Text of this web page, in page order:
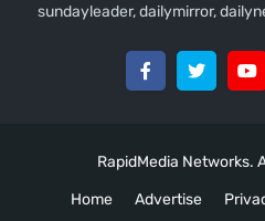
sundayleader, dailymirror,
RapidMedia Networks.
Home
Advertise